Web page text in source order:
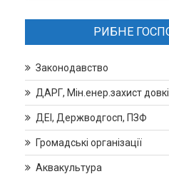
РИБНЕ
Законодавство
ДАРГ, Мін.енер.захист
ДЕІ, Держводгосп, ПЗФ
Громадські організації
Аквакультура